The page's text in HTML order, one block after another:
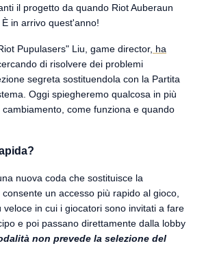
il progetto da quando Riot Auberaun
in arrivo quest'anno!
Pupulasers" Liu, game director, ha
di risolvere dei problemi
segreta sostituendola con la Partita
Oggi spiegheremo qualcosa in più
come funziona e quando
nuova coda che sostituisce la
un accesso più rapido al gioco,
veloce in cui i giocatori sono invitati a fare
e poi passano direttamente dalla lobby
non prevede la selezione del